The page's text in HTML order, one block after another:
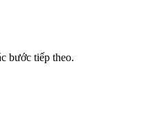
bước tiếp theo.